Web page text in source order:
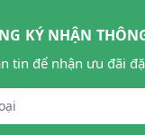
KÝ NHẬN
tin để nhận ưu đãi